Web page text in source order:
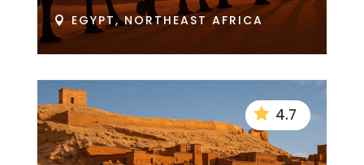
 EGYPT, NORTHEAST AFRICA
 4.7